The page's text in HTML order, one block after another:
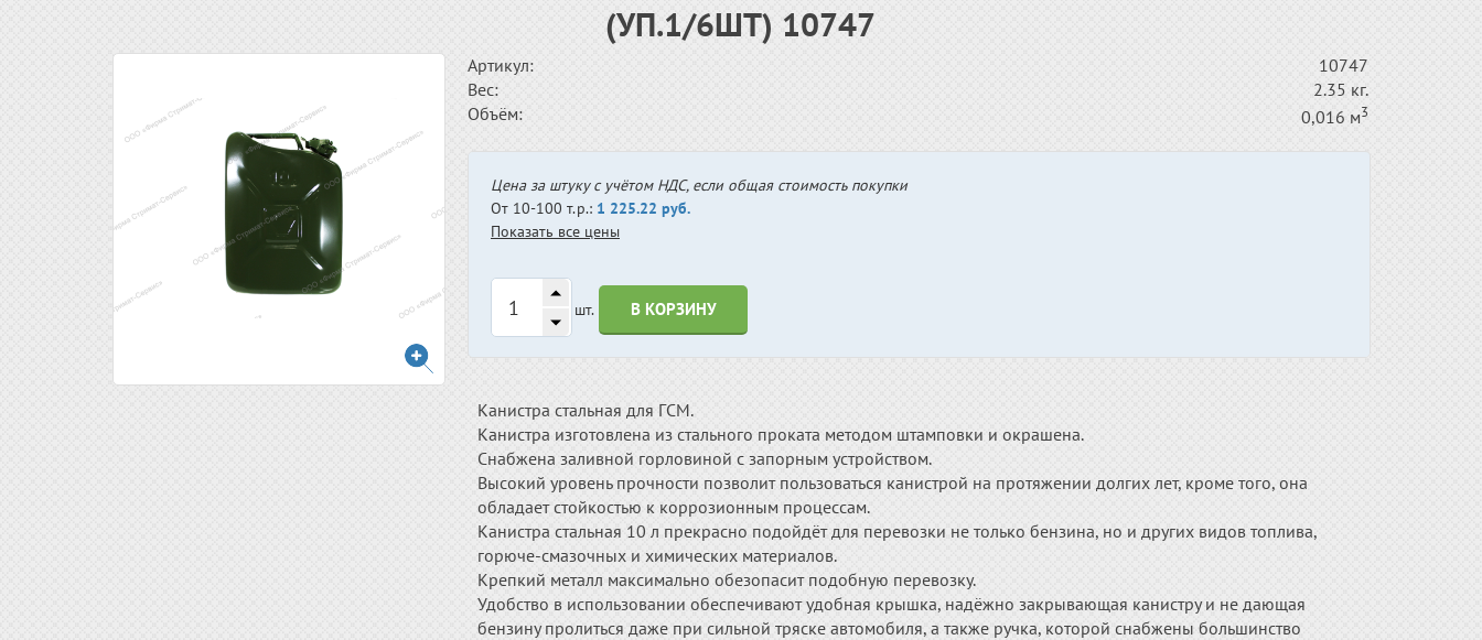
(УП.1/6ШТ) 10747
Артикул:
10747
Вес:
2.35 кг.
Объём:
0,016 м3
Цена за штуку с учётом НДС, если общая стоимость покупки
От 10-100 т.р.: 1 225.22 руб.
Показать все цены
шт. В КОРЗИНУ
Канистра стальная для ГСМ.
Канистра изготовлена из стального проката методом штамповки и окрашена.
Снабжена заливной горловиной с запорным устройством.
Высокий уровень прочности позволит пользоваться канистрой на протяжении долгих лет, кроме того, она
обладает стойкостью к коррозионным процессам.
Канистра стальная 10 л прекрасно подойдёт для перевозки не только бензина, но и других видов топлива,
горюче-смазочных и химических материалов.
Крепкий металл максимально обезопасит подобную перевозку.
Удобство в использовании обеспечивают удобная крышка, надёжно закрывающая канистру и не дающая
бензину пролиться даже при сильной тряске автомобиля, а также ручка, которой снабжены большинство